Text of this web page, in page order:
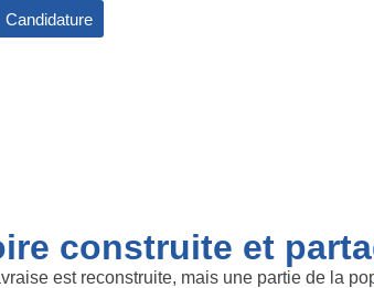
Candidature
construite et
est reconstruite, mais une partie de la